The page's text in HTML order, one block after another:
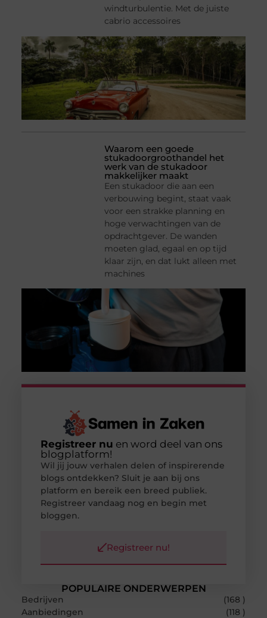
windturbulentie. Met de juiste
cabrio accessoires
Waarom een goede
stukadoorgroothandel het
werk van de stukadoor
makkelijker maakt
Een stukadoor die aan een
verbouwing begint, staat vaak
voor een strakke planning en
hoge verwachtingen van de
opdrachtgever. De wanden
moeten glad, egaal en op tijd
klaar zijn, en dat lukt alleen met
machines
POPULAIRE ONDERWERPEN
Bedrijven
(168 )
Aanbiedingen
(118 )
Registreer nu en word deel van ons
blogplatform!
Wil jij jouw verhalen delen of inspirerende
blogs ontdekken? Sluit je aan bij ons
platform en bereik een breed publiek.
Registreer vandaag nog en begin met
bloggen.
Registreer nu!